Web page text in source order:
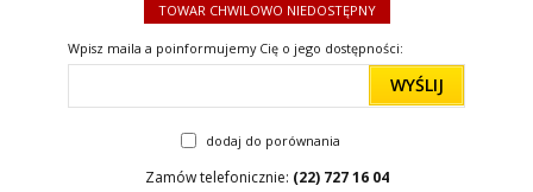
TOWAR CHWILOWO NIEDOSTĘPNY
Wpisz maila a poinformujemy Cię o jego dostępności:
WYŚLIJ
dodaj do porównania
Zamów telefonicznie: (22) 727 16 04